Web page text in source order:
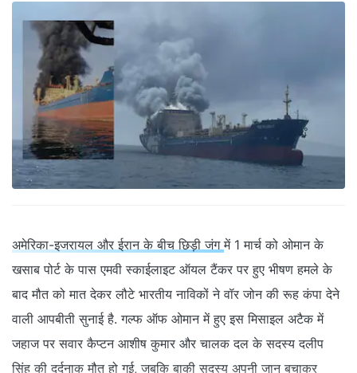
अमेरिका-इजरायल और ईरान के बीच छिड़ी जंगमें 1 मार्च को ओमान के
खसाब पोर्ट के पास एमवी स्काईलाइट ऑयल टैंकर पर हुए भीषण हमले के
बाद मौत को मात देकर लौटे भारतीय नाविकों ने वॉर जोन की रूह कंपा देने
वाली आपबीती सुनाई है. गल्फ ऑफ ओमान में हुए इस मिसाइल अटैक में
जहाज पर सवार कैप्टन आशीष कुमार और चालक दल के सदस्य दलीप
सिंह की दर्दनाक मौत हो गई, जबकि बाकी सदस्य अपनी जान बचाकर